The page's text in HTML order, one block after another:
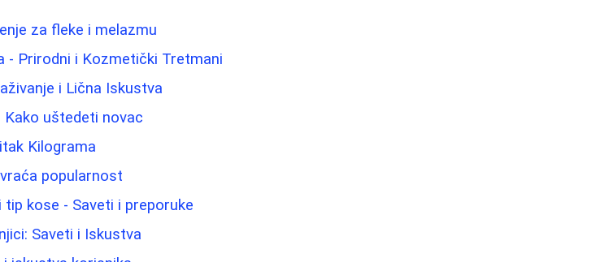
za fleke i melazmu
- Prirodni i Kozmetički Tretmani
i Lična Iskustva
Kako uštedeti novac
Kilograma
popularnost
kose - Saveti i preporuke
Saveti i Iskustva